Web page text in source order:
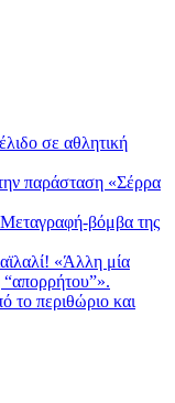
σε αθλητική
παράσταση «Σέρρα
βόμβα της
«Άλλη μία
το περιθώριο και